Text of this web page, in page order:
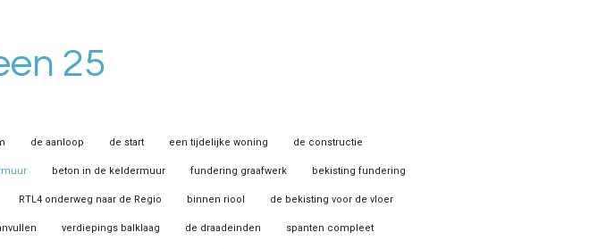
25
de aanloop de start een tijdelijke woning de constructie
beton in de keldermuur fundering graafwerk bekisting fundering
RTL4 onderweg naar de Regio binnen riool de bekisting voor de vloer
verdiepings balklaag de draadeinden spanten compleet